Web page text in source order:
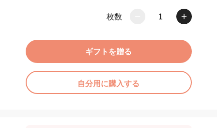
枚数 1
ギフトを贈る
自分用に購入する